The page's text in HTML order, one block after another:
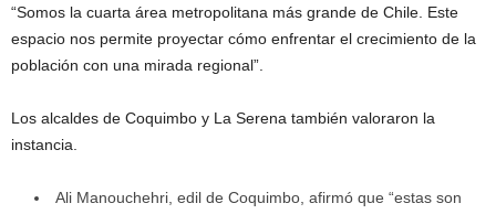
“Somos la cuarta área metropolitana más grande de Chile. Este
espacio nos permite proyectar cómo enfrentar el crecimiento de la
población con una mirada regional”.
Los alcaldes de Coquimbo y La Serena también valoraron la
instancia.
Ali Manouchehri, edil de Coquimbo, afirmó que “estas son